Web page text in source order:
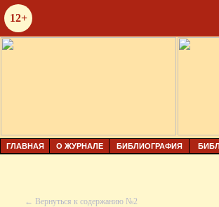
12+
ГЛАВНАЯ О ЖУРНАЛЕ БИБЛИОГРАФИЯ
← Вернуться к содержанию №2